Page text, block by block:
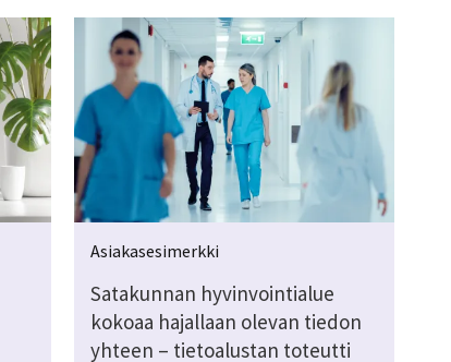
Asiakasesimerkki
Satakunnan hyvinvointialue
kokoaa hajallaan olevan tiedon
yhteen – tietoalustan toteutti